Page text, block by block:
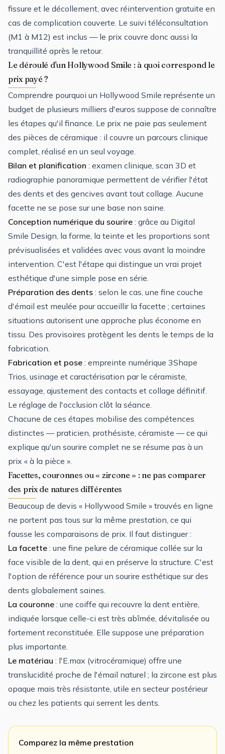
fissure et le décollement, avec réintervention gratuite en
cas de complication couverte. Le suivi téléconsultation
(M1 à M12) est inclus — le prix couvre donc aussi la
tranquillité après le retour.
Le déroulé d'un Hollywood Smile : à quoi correspond le
prix payé ?
Comprendre pourquoi un Hollywood Smile représente un
budget de plusieurs milliers d'euros suppose de connaître
les étapes qu'il finance. Le prix ne paie pas seulement
des pièces de céramique : il couvre un parcours clinique
complet, réalisé en un seul voyage.
Bilan et planification : examen clinique, scan 3D et
radiographie panoramique permettent de vérifier l'état
des dents et des gencives avant tout collage. Aucune
facette ne se pose sur une base non saine.
Conception numérique du sourire : grâce au Digital
Smile Design, la forme, la teinte et les proportions sont
prévisualisées et validées avec vous avant la moindre
intervention. C'est l'étape qui distingue un vrai projet
esthétique d'une simple pose en série.
Préparation des dents : selon le cas, une fine couche
d'émail est meulée pour accueillir la facette ; certaines
situations autorisent une approche plus économe en
tissu. Des provisoires protègent les dents le temps de la
fabrication.
Fabrication et pose : empreinte numérique 3Shape
Trios, usinage et caractérisation par le céramiste,
essayage, ajustement des contacts et collage définitif.
Le réglage de l'occlusion clôt la séance.
Chacune de ces étapes mobilise des compétences
distinctes — praticien, prothésiste, céramiste — ce qui
explique qu'un sourire complet ne se résume pas à un
prix « à la pièce ».
Facettes, couronnes ou « zircone » : ne pas comparer
des prix de natures différentes
Beaucoup de devis « Hollywood Smile » trouvés en ligne
ne portent pas tous sur la même prestation, ce qui
fausse les comparaisons de prix. Il faut distinguer :
La facette : une fine pelure de céramique collée sur la
face visible de la dent, qui en préserve la structure. C'est
l'option de référence pour un sourire esthétique sur des
dents globalement saines.
La couronne : une coiffe qui recouvre la dent entière,
indiquée lorsque celle-ci est très abîmée, dévitalisée ou
fortement reconstituée. Elle suppose une préparation
plus importante.
Le matériau : l'E.max (vitrocéramique) offre une
translucidité proche de l'émail naturel ; la zircone est plus
opaque mais très résistante, utile en secteur postérieur
ou chez les patients qui serrent les dents.
Comparez la même prestation